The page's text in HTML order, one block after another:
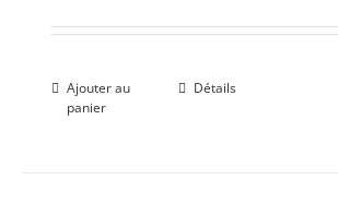
était :
Ajouter au
panier
Détails